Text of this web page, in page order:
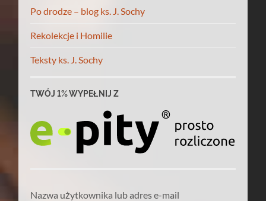
Po drodze – blog ks. J. Sochy
Rekolekcje i Homilie
Teksty ks. J. Sochy
TWÓJ 1% WYPEŁNIJ Z
Nazwa użytkownika lub adres e-mail